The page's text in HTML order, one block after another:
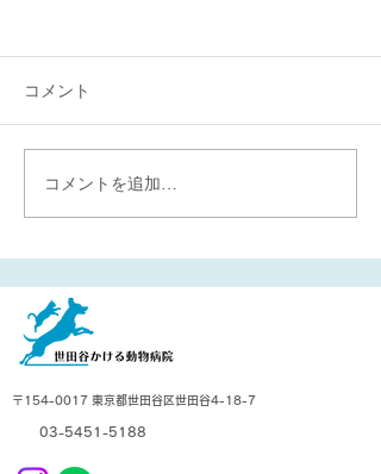
【獣医師コラム】予防薬
の飲み忘れに注意！犬の
コメント
コメントを追加…
〒154-0017 東京都世田谷区世田谷4-18-7
03-5451-5188